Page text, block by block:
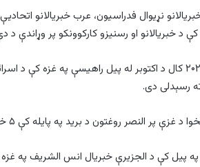
نړیوال فدراسیون، عرب خبریالانو
د خبریالانو او رسنیزو کارکوونکو پر وړاندې
د شمېرو له مخې، د ۲۰۲۳ کال د اکتوبر له پیل راهیسې
پر النصر روغتون د برید په پایله کې ۵ خبریالان شهیدان شوي وو.
پیل کې د الجزیرې خبریال انس الشریف په غزه